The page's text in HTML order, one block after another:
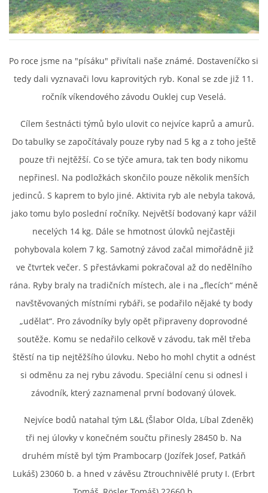
OUKLEJ CUP VESELÁ 2025
ARCHIV
ARCHIV 2019
PF´
FOTOGALERIE
ouklejteam@seznam.cz
© 2026 eStránky.cz
Po roce jsme na "písáku" přivítali naše známé. Dostaveníčko si
tedy dali vyznavači lovu kaprovitých ryb. Konal se zde již 11.
ročník víkendového závodu Ouklej cup Veselá.
Cílem šestnácti týmů bylo ulovit co nejvíce kaprů a amurů.
Do tabulky se započítávaly pouze ryby nad 5 kg a z toho ještě
pouze tři nejtěžší. Co se týče amura, tak ten body nikomu
nepřinesl. Na podložkách skončilo pouze několik menších
jedinců. S kaprem to bylo jiné. Aktivita ryb ale nebyla taková,
jako tomu bylo poslední ročníky. Největší bodovaný kapr vážil
necelých 14 kg. Dále se hmotnost úlovků nejčastěji
pohybovala kolem 7 kg. Samotný závod začal mimořádně již
ve čtvrtek večer. S přestávkami pokračoval až do nedělního
rána. Ryby braly na tradičních místech, ale i na „flecích“ méně
navštěvovaných místními rybáři, se podařilo nějaké ty body
„udělat“. Pro závodníky byly opět připraveny doprovodné
soutěže. Komu se nedařilo celkově v závodu, tak měl třeba
štěstí na tip nejtěžšího úlovku. Nebo ho mohl chytit a odnést
si odměnu za nej rybu závodu. Speciální cenu si odnesl i
závodník, který zaznamenal první bodovaný úlovek.
Nejvíce bodů natahal tým L&L (Šlabor Olda, Líbal Zdeněk)
tři nej úlovky v konečném součtu přinesly 28450 b. Na
druhém místě byl tým Prambocarp (Jozífek Josef, Patkáň
Lukáš) 23060 b. a hned v závěsu Ztrouchnivělé pruty I. (Erbrt